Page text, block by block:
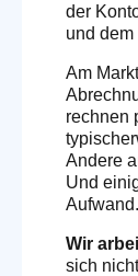
der
und
Am
rechnen
Andere
Und
Aufwand.
Wir
sich